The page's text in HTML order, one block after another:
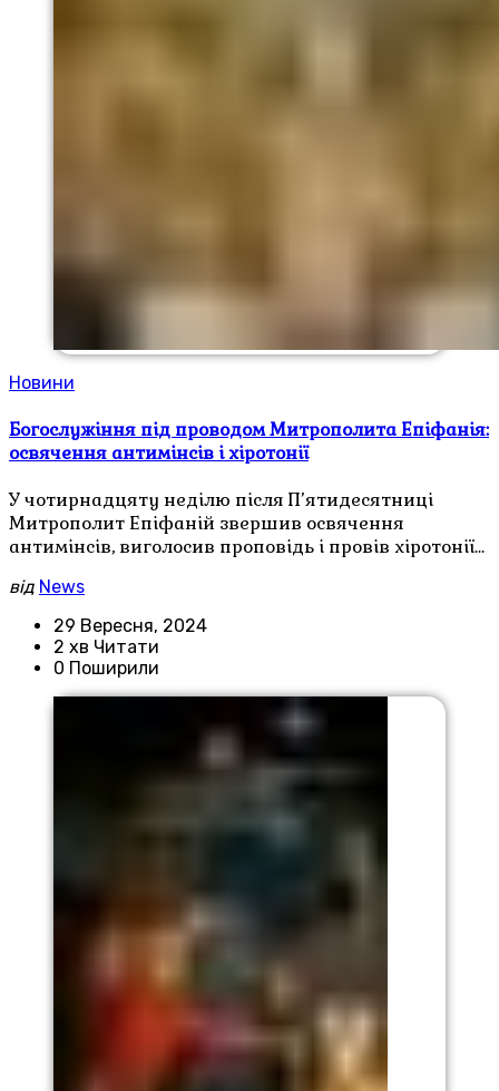
Новини
Богослужіння під проводом Митрополита Епіфанія:
освячення антимінсів і хіротонії
У чотирнадцяту неділю після П’ятидесятниці
Митрополит Епіфаній звершив освячення
антимінсів, виголосив проповідь і провів хіротонії…
від News
29 Вересня, 2024
2 хв Читати
0 Поширили